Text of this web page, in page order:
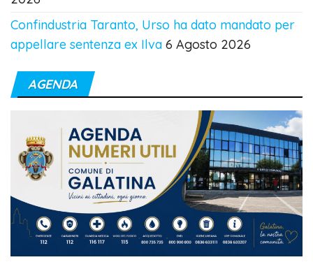
Confindustria Taranto, Urso ha dato mandato per
appellare sentenza ex Ilva 6 Agosto 2026
AGENDA